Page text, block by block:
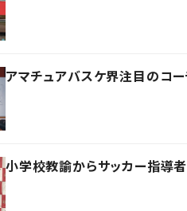
アマチュアバスケ界注目のコ
小学校教諭からサッカー指導